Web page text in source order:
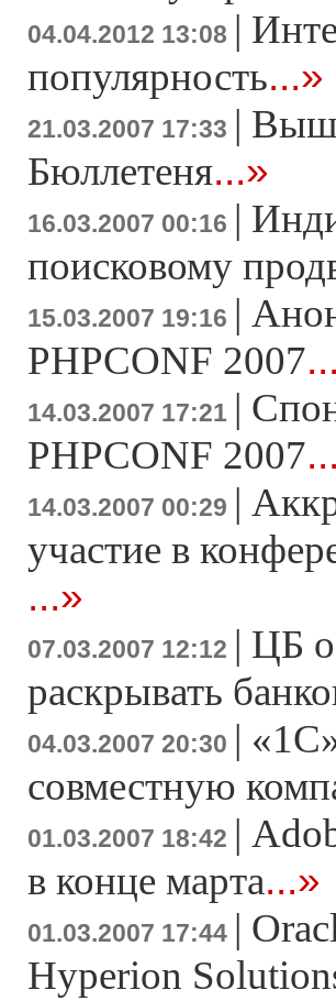
04.04.2012 13:08 |
популярность...»
21.03.2007 17:33 |
Бюллетеня...»
16.03.2007 00:16 |
поисковому
15.03.2007 19:16 |
PHPCONF 2007
14.03.2007 17:21 |
PHPCONF 2007
14.03.2007 00:29 |
участие в
...»
07.03.2007 12:12 | ЦБ
раскрывать
04.03.2007 20:30 |
совместную
01.03.2007 18:42 |
в конце марта...»
01.03.2007 17:44 |
Hyperion